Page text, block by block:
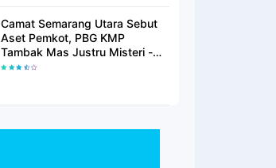
Camat Semarang Utara Sebut
Aset Pemkot, PBG KMP
Tambak Mas Justru Misteri -
Warga Menunggu Kepastian